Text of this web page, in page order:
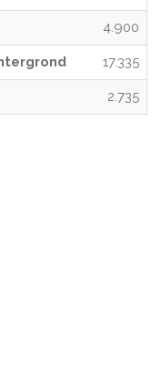
4.900
17.335
2.735